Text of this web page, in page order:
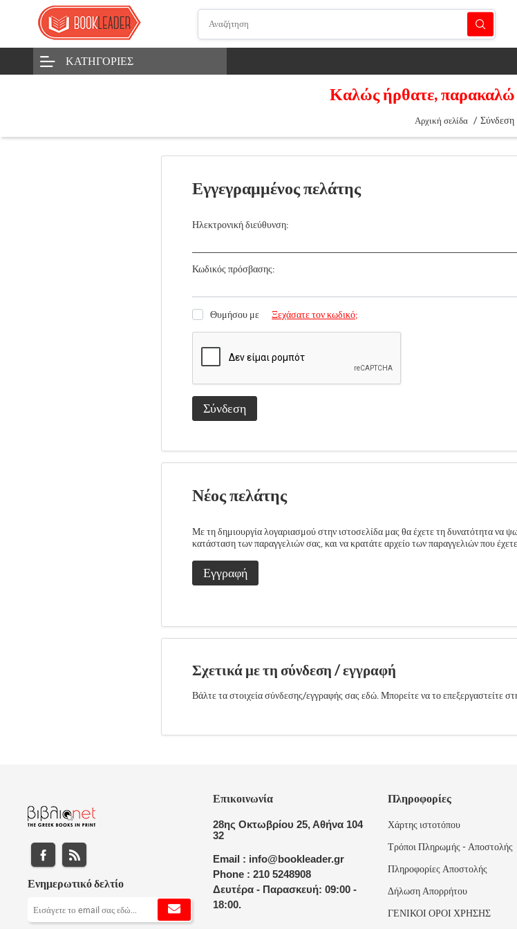
ΚΑΤΗΓΟΡΊΕΣ
Καλώς ήρθατε, παρακαλώ
Αρχική σελίδα / Σύνδεση
Εγγεγραμμένος πελάτης
Ηλεκτρονική διεύθυνση:
Κωδικός πρόσβασης:
Θυμήσου με Ξεχάσατε τον κωδικό;
Σύνδεση
Νέος πελάτης
Με τη δημιουργία λογαριασμού στην ιστοσελίδα μας θα έχετε τη δυνατότητα να
κατάσταση των παραγγελιών σας, και να κρατάτε αρχείο των παραγγελιών που έχετε
Εγγραφή
Σχετικά με τη σύνδεση / εγγραφή
Βάλτε τα στοιχεία σύνδεσης/εγγραφής σας εδώ. Μπορείτε να το επεξεργαστείτε
Ενημερωτικό δελτίο
Επικοινωνία
28ης Οκτωβρίου 25, Αθήνα 104
32
Email : info@bookleader.gr
Phone : 210 5248908
Δευτέρα - Παρασκευή: 09:00 -
18:00.
Πληροφορίες
Χάρτης ιστοτόπου
Τρόποι Πληρωμής - Αποστολής
Πληροφορίες Αποστολής
Δήλωση Απορρήτου
ΓΕΝΙΚΟΙ ΟΡΟΙ ΧΡΗΣΗΣ